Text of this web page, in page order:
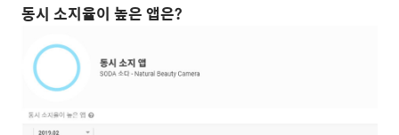
동시 소지율이 높은 앱은?